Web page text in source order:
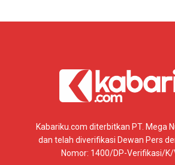
Kabariku.com diterbitkan PT. Mega
dan telah diverifikasi Dewan Pers
Nomor: 1400/DP-Verifikasi/